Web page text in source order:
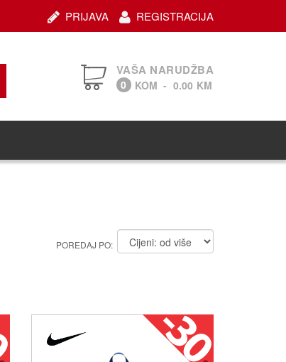
REGISTRACIJA
PRIJAVA
VAŠA NARUDŽBA
0 KOM - 0.00 KM
POREDAJ PO: